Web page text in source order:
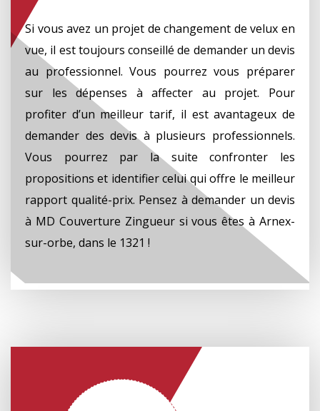
Si vous avez un projet de changement de velux en
vue, il est toujours conseillé de demander un devis
au professionnel. Vous pourrez vous préparer
sur les dépenses à affecter au projet. Pour
profiter d’un meilleur tarif, il est avantageux de
demander des devis à plusieurs professionnels.
Vous pourrez par la suite confronter les
propositions et identifier celui qui offre le meilleur
rapport qualité-prix. Pensez à demander un devis
à MD Couverture Zingueur si vous êtes à Arnex-
sur-orbe, dans le 1321 !